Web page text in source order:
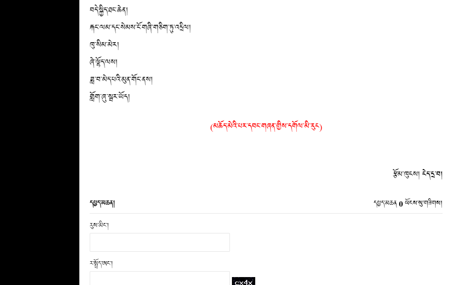
བདེ་སྐྱིད་ཐང་ཆེན།
རྐང་ལམ་དང་སེམས་ངོ་གཞི་གཅིག་ཏུ་འདྲིལ།
ཁུ་སིམ་མེར།
ཞེ་ལྷོད་ལས།
ཟླ་བ་མེད་པའི་མུན་གོང་ནས།
གློག་ཞུ་སྦར་ཡོད།
(མཆོད་མེའི་པར་དབང་གཞན་གྱིས་དགོལ་མི་རུང)
རྩོམ་ཁུངས། ངེད་དྲ་བ།
དཔྱད་མཆན0ཡོངས་སུ་གཟིགས།
དཔྱད་མཆན།
རུས་མིང་།
ར་སྤྲོད་ཨང་།